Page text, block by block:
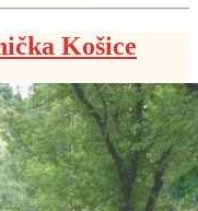
Košice